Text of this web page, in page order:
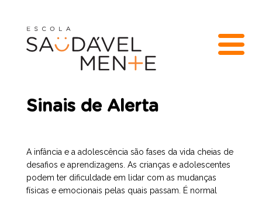
Sinais de Alerta
A infância e a adolescência são fases da vida cheias de
desafios e aprendizagens. As crianças e adolescentes
podem ter dificuldade em lidar com as mudanças
físicas e emocionais pelas quais passam. É normal